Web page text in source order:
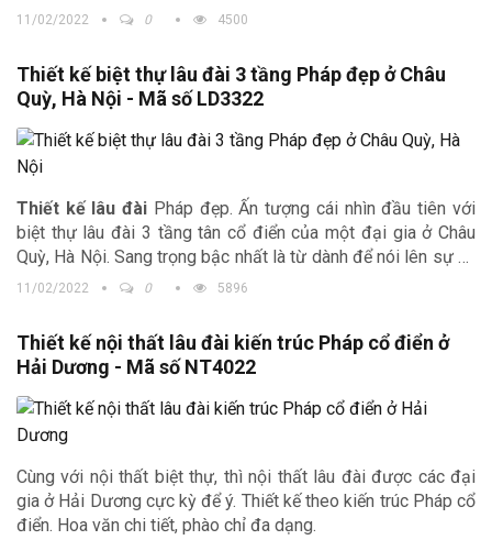
11/02/2022 0 4500
Thiết kế biệt thự lâu đài 3 tầng Pháp đẹp ở Châu
Quỳ, Hà Nội - Mã số LD3322
Thiết kế lâu đài Pháp đẹp. Ấn tượng cái nhìn đầu tiên với
biệt thự lâu đài 3 tầng tân cổ điển của một đại gia ở Châu
Quỳ, Hà Nội. Sang trọng bậc nhất là từ dành để nói lên sự xa
hoa, lộng lẫy và vẻ đẹp hiếm có của biệt thự lâu đài 3 tầng
11/02/2022 0 5896
Thiết kế nội thất lâu đài kiến trúc Pháp cổ điển ở
Hải Dương - Mã số NT4022
Cùng với nội thất biệt thự, thì nội thất lâu đài được các đại
gia ở Hải Dương cực kỳ để ý. Thiết kế theo kiến trúc Pháp cổ
điển. Hoa văn chi tiết, phào chỉ đa dạng.